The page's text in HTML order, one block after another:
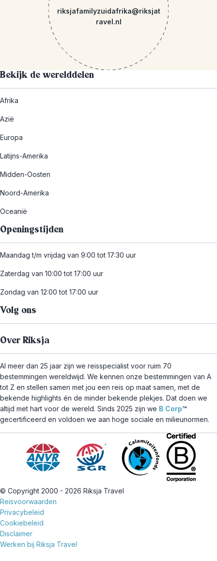
riksjafamilyzuidafrika@riksjat
ravel.nl
Bekijk de werelddelen
Afrika
Azië
Europa
Latijns-Amerika
Midden-Oosten
Noord-Amerika
Oceanië
Openingstijden
Maandag t/m vrijdag van 9:00 tot 17:30 uur
Zaterdag van 10:00 tot 17:00 uur
Zondag van 12:00 tot 17:00 uur
Volg ons
Over Riksja
Al meer dan 25 jaar zijn we reisspecialist voor ruim 70
bestemmingen wereldwijd. We kennen onze bestemmingen van A
tot Z en stellen samen met jou een reis op maat samen, met de
bekende highlights én de minder bekende plekjes. Dat doen we
altijd met hart voor de wereld. Sinds 2025 zijn we B Corp™
gecertificeerd en voldoen we aan hoge sociale en milieunormen.
© Copyright 2000 - 2026 Riksja Travel
Reisvoorwaarden
Privacybeleid
Cookiebeleid
Disclaimer
Werken bij Riksja Travel